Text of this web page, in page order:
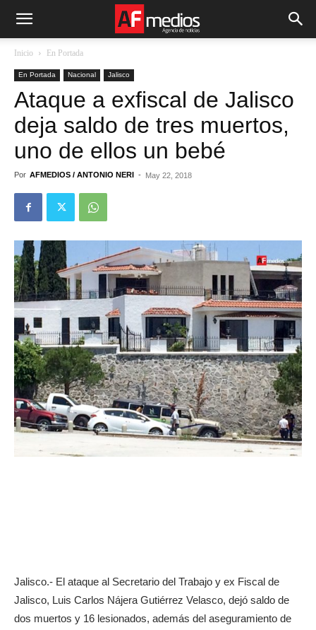
Inicio En Portada
En Portada Nacional Jalisco
Ataque a exfiscal de Jalisco
deja saldo de tres muertos,
uno de ellos un bebé
Por AFMEDIOS / ANTONIO NERI - May 22, 2018
Jalisco.- El ataque al Secretario del Trabajo y ex Fiscal de
Jalisco, Luis Carlos Nájera Gutiérrez Velasco, dejó saldo de
dos muertos y 16 lesionados, además del aseguramiento de